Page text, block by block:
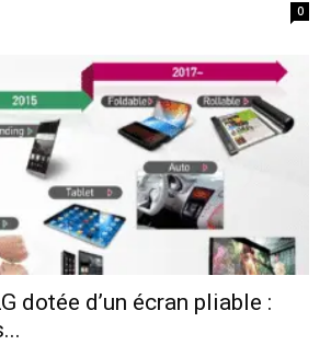
0
dotée d’un écran pliable :